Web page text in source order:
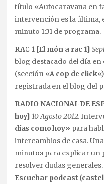
título «Autocaravana en
intervención es la última,
minuto 1:31 de programa.
RAC 1 [El món a rac 1]
blog destacado del día
(sección «A cop de click
registrada en el blog del
RADIO NACIONAL DE
hoy] 10 Agosto 2012.
días como hoy» para
intercambios de casa.
minutos para explicar un
resolver dudas
Escuchar podcast